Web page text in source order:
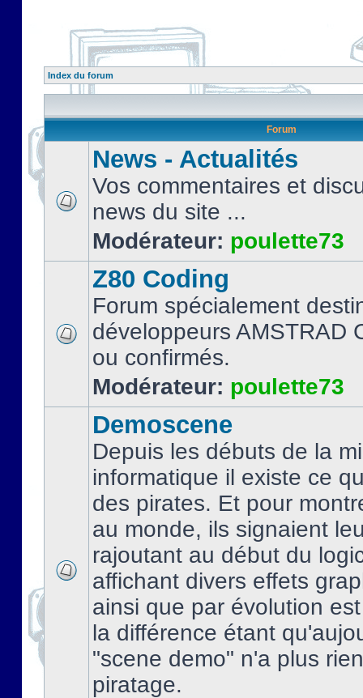
Index du forum
Forum
News - Actualités
Vos commentaires et
news du site ...
Modérateur: poulette73
Z80 Coding
Forum spécialement
développeurs AMSTRAD
ou confirmés.
Modérateur: poulette73
Demoscene
Depuis les débuts de la
informatique il existe ce
des pirates. Et pour
au monde, ils signaient
rajoutant au début du
affichant divers effets
ainsi que par évolution
la différence étant
"scene demo" n'a plus
piratage.